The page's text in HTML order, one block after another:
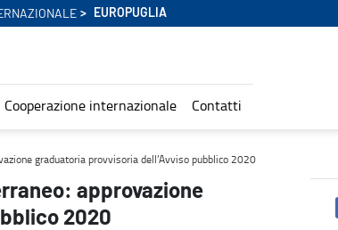
EUROPUGLIA
Cooperazione internazionale Contatti
dell’Avviso pubblico 2020 - Europuglia
graduatoria provvisoria dell’Avviso pubblico 2020
approvazione
2020